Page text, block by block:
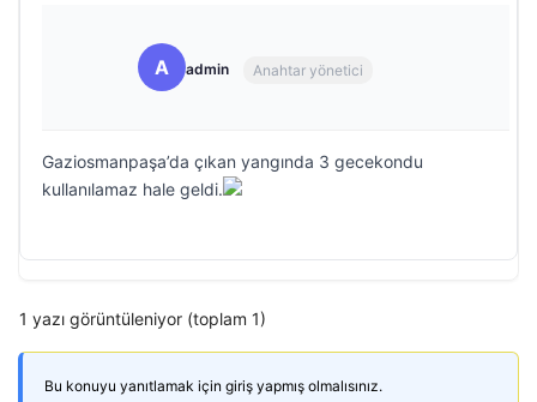
A admin Anahtar yönetici
Gaziosmanpaşa’da çıkan yangında 3 gecekondu
kullanılamaz hale geldi.
1 yazı görüntüleniyor (toplam 1)
Bu konuyu yanıtlamak için giriş yapmış olmalısınız.